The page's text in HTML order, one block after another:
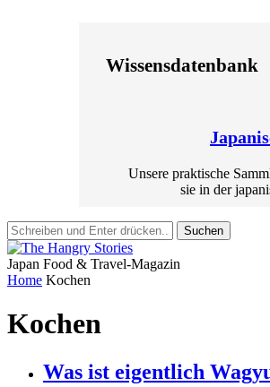
Wissensdatenbank
Unsere praktische
sie in der
Suchen
Japan Food & Travel-Magazin
Home Kochen
Kochen
Was ist eigentlich